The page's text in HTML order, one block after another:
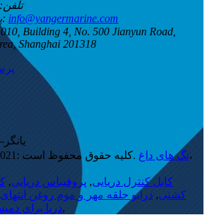
تلفن:
پست الکترونیک: info@yangermarine.com
Building 4, No. 500 Jianyun Road,
Shanghai 201318
© Copyright - 2010-2021: کلیه حقوق محفوظ است. تگ های داغ،
کابل کنترل دریایی, پروفیباس دریایی,
کشتی, درایو حلقه مهر و موم روغن
دریا برای,